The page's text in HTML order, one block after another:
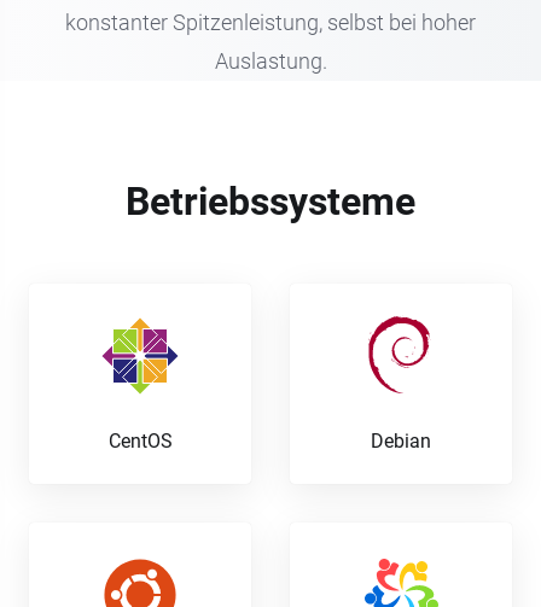
konstanter Spitzenleistung, selbst bei hoher
Auslastung.
Betriebssysteme
CentOS Debian